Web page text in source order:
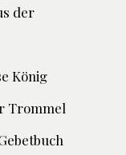
der
König
Trommel